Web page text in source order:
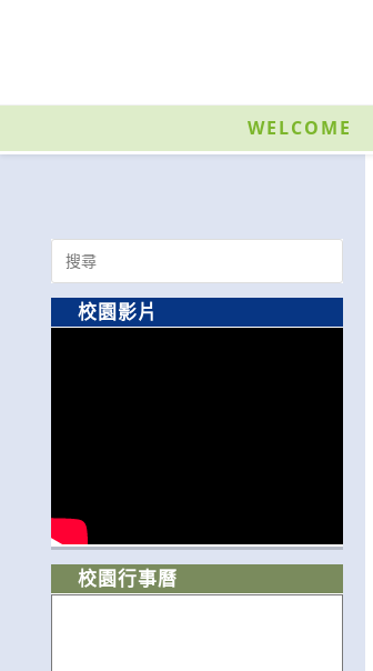
內
WELCOME
Search
for:
校園影片
校園行事曆